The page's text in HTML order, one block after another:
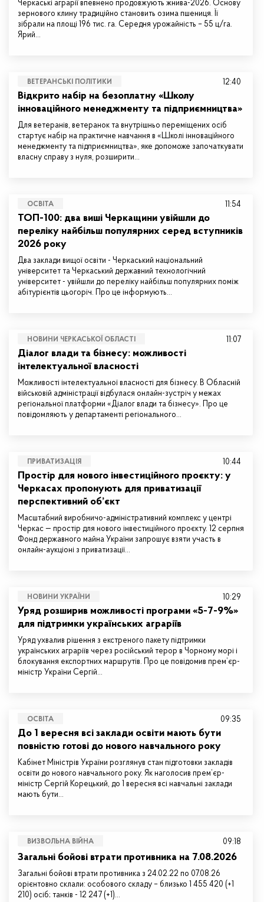
Черкаські аграрії впевнено продовжують жнива-2026. Основу
зернового клину традиційно становить озима пшениця. Її
зібрали на площі 196 тис. га. Середня урожайність – 55 ц/га.
Ярий…
ВЕТЕРАНСЬКІ ПОЛІТИКИ
Відкрито набір на безоплатну «Школу
інноваційного менеджменту та підприємництва»
Для ветеранів, ветеранок та внутрішньо переміщених осіб
стартує набір на практичне навчання в «Школі інноваційного
менеджменту та підприємництва», яке допоможе започаткувати
власну справу з нуля, розширити…
12:40
ОСВІТА
ТОП-100: два виші Черкащини увійшли до
переліку найбільш популярних серед вступників
2026 року
Два заклади вищої освіти - Черкаський національний
університет та Черкаський державний технологічний
університет - увійшли до переліку найбільш популярних поміж
абітурієнтів цьогоріч. Про це інформують…
11:54
НОВИНИ ЧЕРКАСЬКОЇ ОБЛАСТІ
Діалог влади та бізнесу: можливості
інтелектуальної власності
Можливості інтелектуальної власності для бізнесу. В Обласній
військовій адміністрації відбулася онлайн-зустріч у межах
регіональної платформи «Діалог влади та бізнесу». Про це
повідомляють у департаменті регіонального…
11:07
ПРИВАТИЗАЦІЯ
Простір для нового інвестиційного проєкту: у
Черкасах пропонують для приватизації
перспективний об’єкт
Масштабний виробничо-адміністративний комплекс у центрі
Черкас — простір для нового інвестиційного проєкту. 12 серпня
Фонд державного майна України запрошує взяти участь в
онлайн-аукціоні з приватизації…
10:44
НОВИНИ УКРАЇНИ
Уряд розширив можливості програми «5-7-9%»
для підтримки українських аграріїв
Уряд ухвалив рішення з екстреного пакету підтримки
українських аграріїв через російський терор в Чорному морі і
блокування експортних маршрутів. Про це повідомив прем’єр-
міністр України Сергій…
10:29
ОСВІТА
До 1 вересня всі заклади освіти мають бути
повністю готові до нового навчального року
Кабінет Міністрів України розглянув стан підготовки закладів
освіти до нового навчального року. Як наголосив прем’єр-
міністр Сергій Корецький, до 1 вересня всі навчальні заклади
мають бути…
09:35
ВИЗВОЛЬНА ВІЙНА
Загальні бойові втрати противника на 7.08.2026
Загальні бойові втрати противника з 24.02.22 по 07.08.26
орієнтовно склали: особового складу – близько 1 455 420 (+1
210) осіб; танків - 12 247 (+1)…
09:18